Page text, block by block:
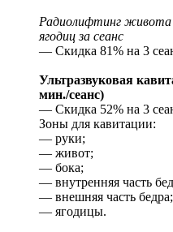
Радиолифтинг живота
ягодиц за сеанс
— Скидка 81% на 3
Ультразвуковая
мин./сеанс)
— Скидка 52% на 3
Зоны для кавитации:
— руки;
— живот;
— бока;
— внутренняя часть
— внешняя часть бедра;
— ягодицы.